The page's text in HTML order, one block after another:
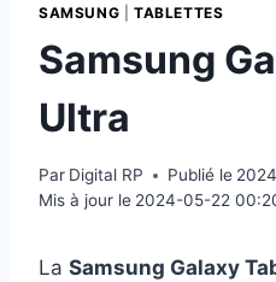
SAMSUNG TABLETTES
Samsung
Ultra
Par Digital RP Publié le
Mis à jour le 2024-05-22
La Samsung Galaxy